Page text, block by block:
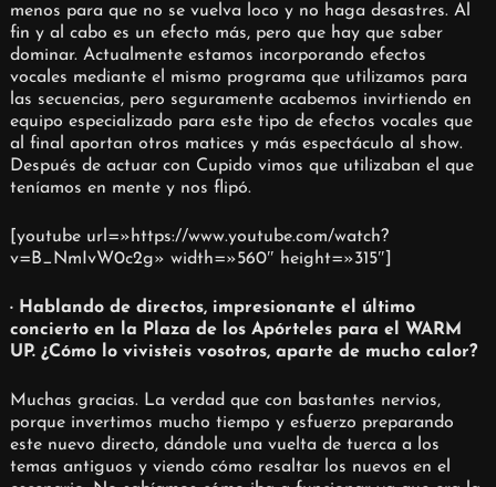
menos para que no se vuelva loco y no haga desastres. Al
fin y al cabo es un efecto más, pero que hay que saber
dominar. Actualmente estamos incorporando efectos
vocales mediante el mismo programa que utilizamos para
las secuencias, pero seguramente acabemos invirtiendo en
equipo especializado para este tipo de efectos vocales que
al final aportan otros matices y más espectáculo al show.
Después de actuar con Cupido vimos que utilizaban el que
teníamos en mente y nos flipó.
[youtube url=»https://www.youtube.com/watch?
v=B_NmIvW0c2g» width=»560″ height=»315″]
· Hablando de directos, impresionante el último
concierto en la Plaza de los Apórteles para el WARM
UP. ¿Cómo lo vivisteis vosotros, aparte de mucho calor?
Muchas gracias. La verdad que con bastantes nervios,
porque invertimos mucho tiempo y esfuerzo preparando
este nuevo directo, dándole una vuelta de tuerca a los
temas antiguos y viendo cómo resaltar los nuevos en el